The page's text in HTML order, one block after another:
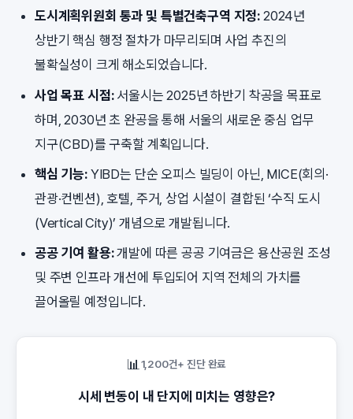
도시계획위원회 통과 및 특별건축구역 지정: 2024년
상반기 핵심 행정 절차가 마무리되며 사업 추진의
불확실성이 크게 해소되었습니다.
사업 목표 시점:서울시는 2025년 하반기 착공을 목표로
하며, 2030년 초 완공을 통해 서울의 새로운 중심 업무
지구(CBD)를 구축할 계획입니다.
핵심 기능:YIBD는 단순 오피스 빌딩이 아닌, MICE(회의·
관광·컨벤션), 호텔, 주거, 상업 시설이 결합된 ‘수직 도시
(Vertical City)’ 개념으로 개발됩니다.
공공 기여 활용:개발에 따른 공공 기여금은 용산공원 조성
및 주변 인프라 개선에 투입되어 지역 전체의 가치를
끌어올릴 예정입니다.
📊 1,200건+ 진단 완료
시세 변동이 내 단지에 미치는 영향은?